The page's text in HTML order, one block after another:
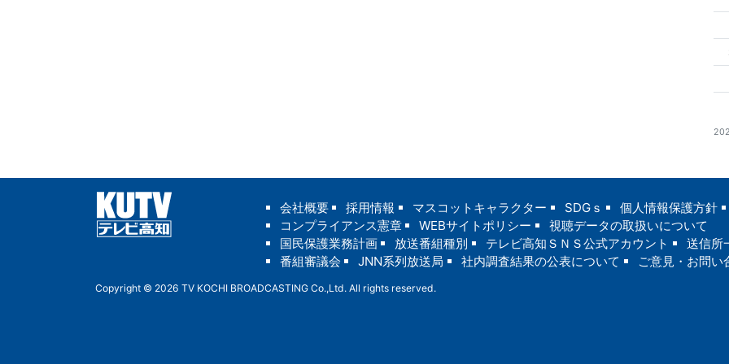
会社概要 採用情報 マスコットキャラクター SDGｓ
個人情報保護方針
コンプライアンス憲章
WEBサイトポリシー
視聴データの取扱いについて
国民保護業務計画
放送番組種別 テレビ高知ＳＮＳ公式アカウント
送信所
番組審議会
JNN系列放送局 社内調査結果の公表について ご意見・お問い
Copyright © 2026 TV KOCHI BROADCASTING Co.,Ltd. All rights reserved.